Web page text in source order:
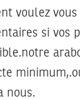
voulez
si vos
nous.